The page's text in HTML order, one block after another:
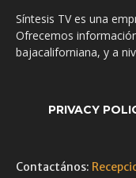
Síntesis TV es una
Ofrecemos
bajacaliforniana, y a
PRIVACY
Contactános: